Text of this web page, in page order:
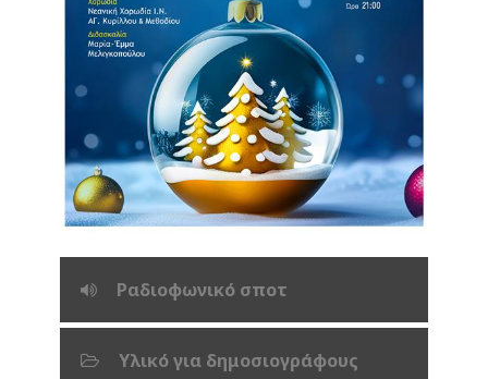
Ραδιοφωνικό σποτ
Υλικό για δημοσιογράφους